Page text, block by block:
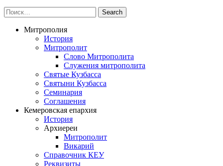
Митрополия
История
Митрополит
Слово Митрополита
Служения митрополита
Святые Кузбасса
Святыни Кузбасса
Семинария
Соглашения
Кемеровская епархия
История
Архиереи
Митрополит
Викарий
Справочник КЕУ
Реквизиты